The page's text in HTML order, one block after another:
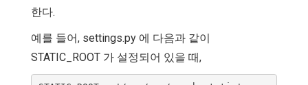
한다.
예를 들어, settings.py 에 다음과 같이
STATIC_ROOT 가 설정되어 있을 때,